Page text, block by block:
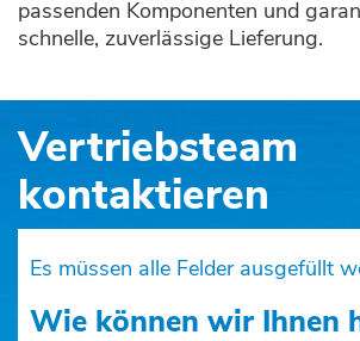
passenden Komponenten und
schnelle, zuverlässige Lieferung.
Vertriebsteam
kontaktieren
Es müssen alle Felder ausgefüllt
Wie können wir Ihnen